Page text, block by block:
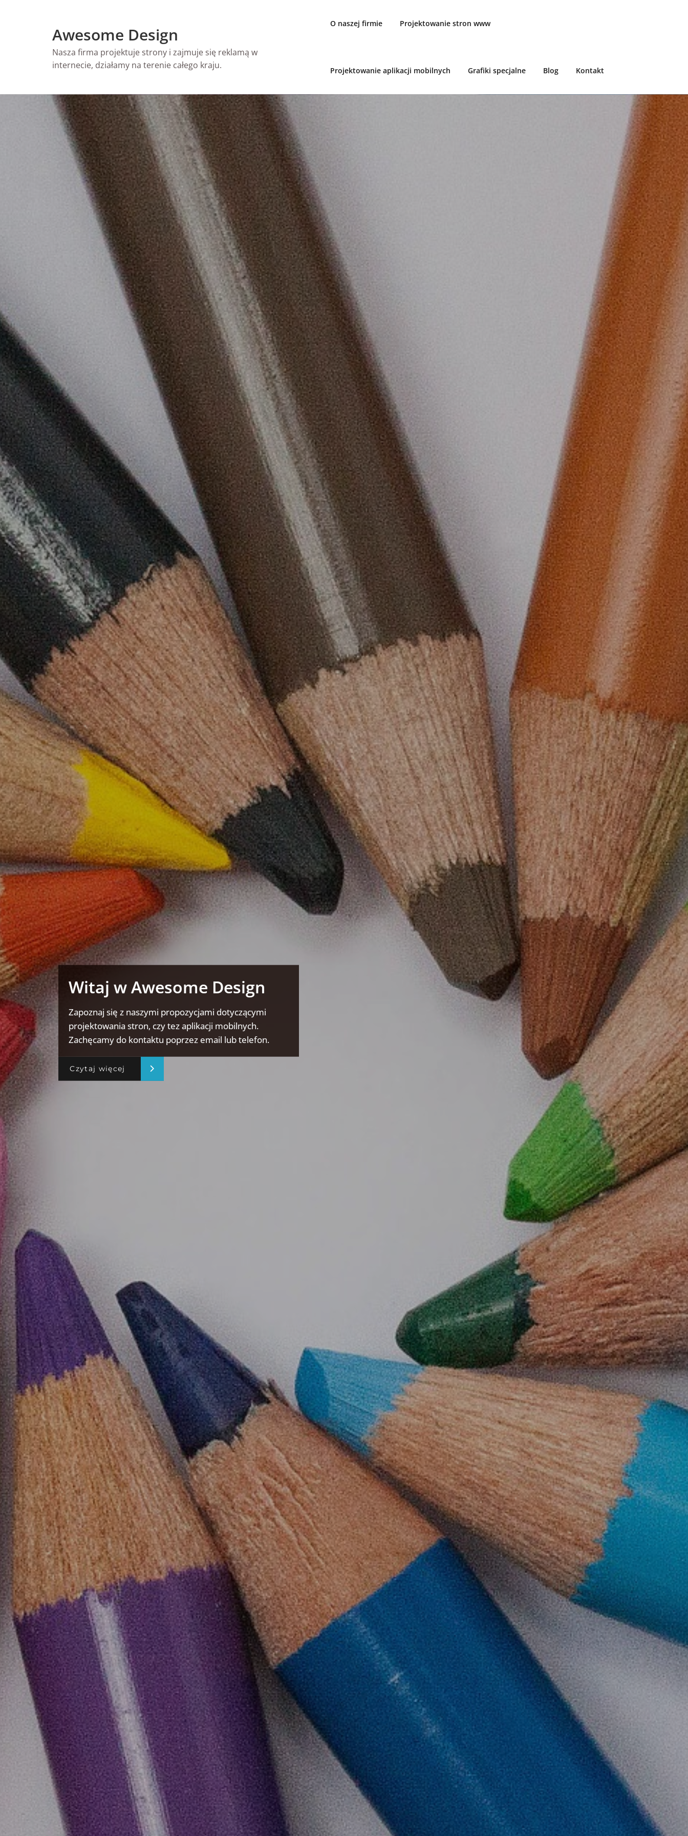
Awesome Design
Nasza firma projektuje strony i zajmuje się reklamą w
internecie, działamy na terenie całego kraju.
O naszej firmie Projektowanie stron www
Projektowanie aplikacji mobilnych Grafiki specjalne Blog Kontakt
Witaj w Awesome Design
Zapoznaj się z naszymi propozycjami dotyczącymi
projektowania stron, czy tez aplikacji mobilnych.
Zachęcamy do kontaktu poprzez email lub telefon.
Czytaj więcej